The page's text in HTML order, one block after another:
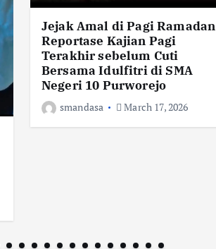
Jejak Amal di Pagi Ramadan
Reportase Kajian Pagi
Terakhir sebelum Cuti
Bersama Idulfitri di SMA
Negeri 10 Purworejo
smandasa March 17, 2026